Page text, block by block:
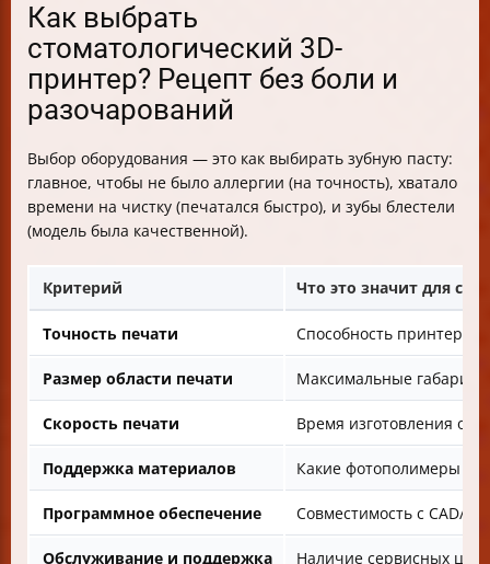
Как выбрать
стоматологический 3D-
принтер? Рецепт без боли и
разочарований
Выбор оборудования — это как выбирать зубную пасту:
главное, чтобы не было аллергии (на точность), хватало
времени на чистку (печатался быстро), и зубы блестели
(модель была качественной).
Критерий Что это значит для
Точность печати Способность принтера
Размер области печати Максимальные
Скорость печати Время изготовления
Поддержка материалов Какие фотополимеры
Программное обеспечение Совместимость с CAD/
Обслуживание и поддержка Наличие сервисных